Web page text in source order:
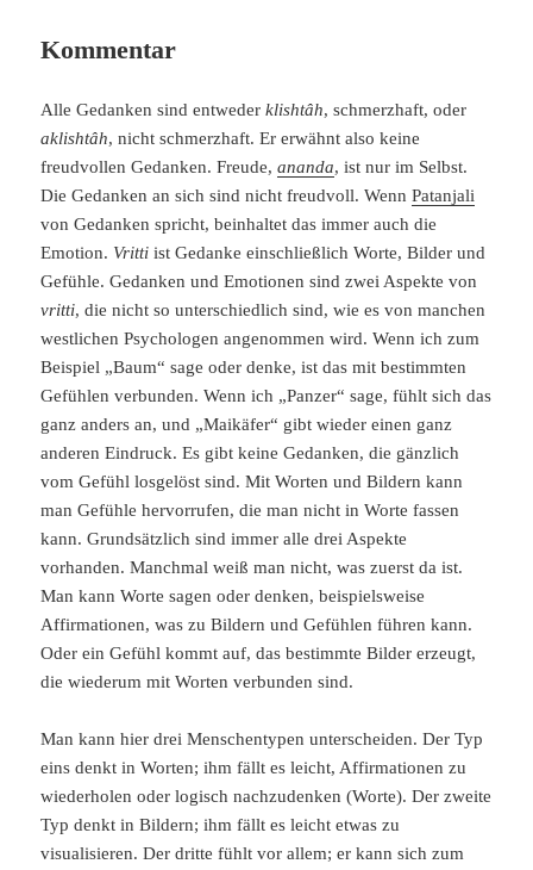
Kommentar
Alle Gedanken sind entwederklishtâh, schmerzhaft, oder
aklishtâh, nicht schmerzhaft. Er erwähnt also keine
freudvollen Gedanken. Freude,ananda, ist nur im Selbst.
Die Gedanken an sich sind nicht freudvoll. WennPatanjali
von Gedanken spricht, beinhaltet das immer auch die
Emotion. Vritti ist Gedanke einschließlich Worte, Bilder und
Gefühle. Gedanken und Emotionen sind zwei Aspekte von
vritti, die nicht so unterschiedlich sind, wie es von manchen
westlichen Psychologen angenommen wird. Wenn ich zum
Beispiel „Baum“ sage oder denke, ist das mit bestimmten
Gefühlen verbunden. Wenn ich „Panzer“ sage, fühlt sich das
ganz anders an, und „Maikäfer“ gibt wieder einen ganz
anderen Eindruck. Es gibt keine Gedanken, die gänzlich
vom Gefühl losgelöst sind. Mit Worten und Bildern kann
man Gefühle hervorrufen, die man nicht in Worte fassen
kann. Grundsätzlich sind immer alle drei Aspekte
vorhanden. Manchmal weiß man nicht, was zuerst da ist.
Man kann Worte sagen oder denken, beispielsweise
Affirmationen, was zu Bildern und Gefühlen führen kann.
Oder ein Gefühl kommt auf, das bestimmte Bilder erzeugt,
die wiederum mit Worten verbunden sind.
Man kann hier drei Menschentypen unterscheiden. Der Typ
eins denkt in Worten; ihm fällt es leicht, Affirmationen zu
wiederholen oder logisch nachzudenken (Worte). Der zweite
Typ denkt in Bildern; ihm fällt es leicht etwas zu
visualisieren. Der dritte fühlt vor allem; er kann sich zum